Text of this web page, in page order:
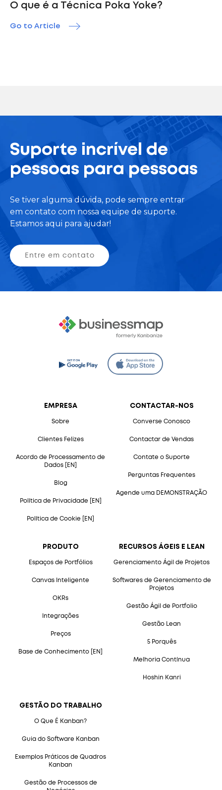
O que é a Técnica Poka Yoke?
Go to Article
Suporte incrível de
pessoas para pessoas
Se tiver alguma dúvida, pode sempre entrar
em contato com nossa equipe de suporte.
Estamos aqui para ajudar!
Entre em contato
EMPRESA
Sobre
Clientes Felizes
Acordo de Processamento de
Dados [EN]
Blog
Política de Privacidade [EN]
Política de Cookie [EN]
PRODUTO
Espaços de Portfólios
Canvas Inteligente
OKRs
Integrações
Preços
Base de Conhecimento [EN]
GESTÃO DO TRABALHO
O Que É Kanban?
Guia do Software Kanban
Exemplos Práticos de Quadros
Kanban
Gestão de Processos de
RECURSOS ÁGEIS E LEAN
Gerenciamento Ágil de Projetos
Softwares de Gerenciamento de
Projetos
Gestão Ágil de Portfolio
Gestão Lean
5 Porquês
Melhoria Contínua
Hoshin Kanri
CONTACTAR-NOS
Converse Conosco
Contactar de Vendas
Contate o Suporte
Perguntas Frequentes
Agende uma DEMONSTRAÇÃO